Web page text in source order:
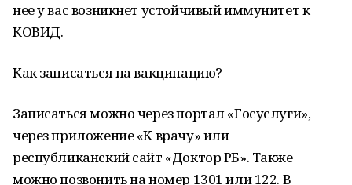
нее у вас возникнет устойчивый иммунитет к
КОВИД.
Как записаться на вакцинацию?
Записаться можно через портал «Госуслуги»,
через приложение «К врачу» или
республиканский сайт «Доктор РБ». Также
можно позвонить на номер 1301 или 122. В